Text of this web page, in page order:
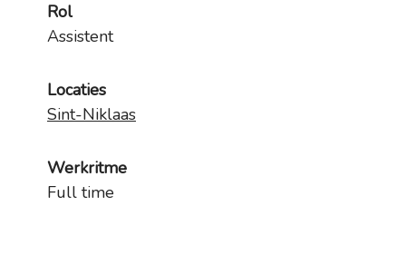
Rol
Assistent
Locaties
Sint-Niklaas
Werkritme
Full time